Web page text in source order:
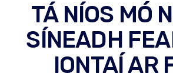
TÁ NÍOS MÓ
SÍNEADH
IONTAÍ AR